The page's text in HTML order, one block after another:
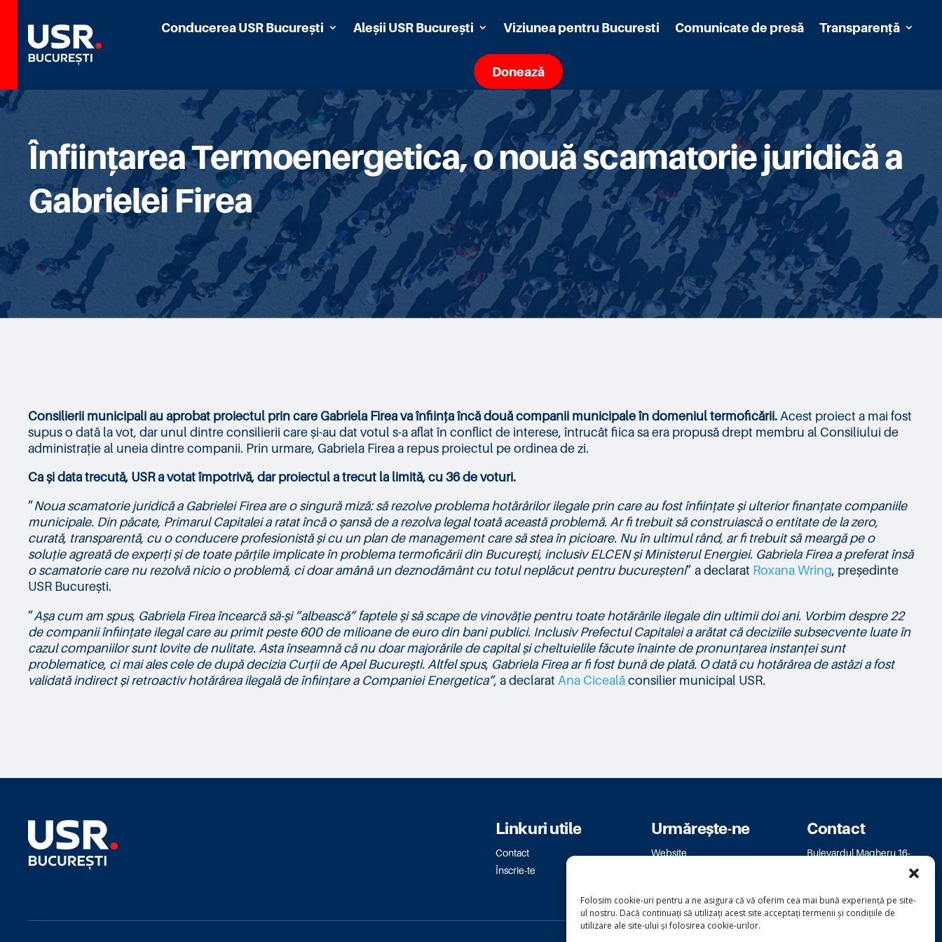
Folosim cookie-uri pentru a ne asigura că vă oferim cea mai bună experiență pe site-
ul nostru. Dacă continuați să utilizați acest site acceptați termenii și condițiile de
utilizare ale site-ului și folosirea cookie-urilor.
Conducerea USR București Aleșii USR București Viziunea pentru Bucuresti Comunicate de presă Transparență
Donează
Înființarea Termoenergetica, o nouă scamatorie juridică a
Gabrielei Firea
Consilierii municipali au aprobat proiectul prin care Gabriela Firea va înființa încă două companii municipale în domeniul termoficării. Acest proiect a mai fost
supus o dată la vot, dar unul dintre consilierii care și-au dat votul s-a aflat în conflict de interese, întrucât fiica sa era propusă drept membru al Consiliului de
administrație al uneia dintre companii. Prin urmare, Gabriela Firea a repus proiectul pe ordinea de zi.
Ca și data trecută, USR a votat împotrivă, dar proiectul a trecut la limită, cu 36 de voturi.
”Noua scamatorie juridică a Gabrielei Firea are o singură miză: să rezolve problema hotărârilor ilegale prin care au fost înființate și ulterior finanțate companiile
municipale. Din păcate, Primarul Capitalei a ratat încă o șansă de a rezolva legal toată această problemă. Ar fi trebuit să construiască o entitate de la zero,
curată, transparentă, cu o conducere profesionistă și cu un plan de management care să stea în picioare. Nu în ultimul rând, ar fi trebuit să meargă pe o
soluție agreată de experți și de toate părțile implicate în problema termoficării din București, inclusiv ELCEN și Ministerul Energiei. Gabriela Firea a preferat însă
o scamatorie care nu rezolvă nicio o problemă, ci doar amână un deznodământ cu totul neplăcut pentru bucureșteni” a declarat Roxana Wring, președinte
USR București.
”Așa cum am spus, Gabriela Firea încearcă să-și ”albească” faptele și să scape de vinovăție pentru toate hotărârile ilegale din ultimii doi ani. Vorbim despre 22
de companii înființate ilegal care au primit peste 600 de milioane de euro din bani publici. Inclusiv Prefectul Capitalei a arătat că deciziile subsecvente luate în
cazul companiilor sunt lovite de nulitate. Asta înseamnă că nu doar majorările de capital și cheltuielile făcute înainte de pronunțarea instanței sunt
problematice, ci mai ales cele de după decizia Curții de Apel București. Altfel spus, Gabriela Firea ar fi fost bună de plată. O dată cu hotărârea de astăzi a fost
validată indirect și retroactiv hotărârea ilegală de înființare a Companiei Energetica”, a declarat Ana Cicealăconsilier municipal USR.
Linkuri utile
Contact
Înscrie-te
Urmărește-ne
Website
Contact
Bulevardul Magheru 16-
bm.bucuresti@usr.ro